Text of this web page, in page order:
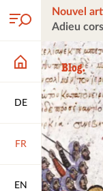
DE
FR
EN
Nouvel
Adieu